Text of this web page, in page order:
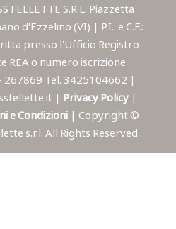
FELLETTE S.R.L. Piazzetta
d'Ezzelino (VI) | P.I.: e C.F.:
presso l'Ufficio Registro
REA o numero iscrizione
Tel. 3425104662 |
| Privacy Policy |
e Condizioni | Copyright ©
s.r.l. All Rights Reserved.